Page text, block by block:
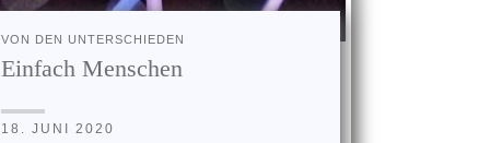
VON DEN UNTERSCHIEDEN
Einfach Menschen
18. JUNI 2020